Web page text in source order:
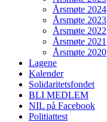
Årsmøte 2024
Årsmøte 2023
Årsmøte 2022
Årsmøte 2021
Årsmøte 2020
Lagene
Kalender
Solidaritetsfondet
BLI MEDLEM
NIL på Facebook
Politiattest